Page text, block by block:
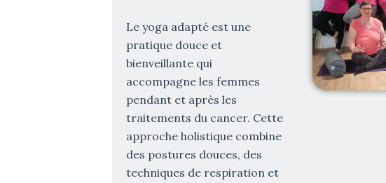
Le yoga adapté est une
pratique douce et
bienveillante qui
accompagne les femmes
pendant et après les
traitements du cancer. Cette
approche holistique combine
des postures douces, des
techniques de respiration et